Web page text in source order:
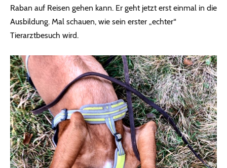
Raban auf Reisen gehen kann. Er geht jetzt erst einmal in die
Ausbildung. Mal schauen, wie sein erster „echter“
Tierarztbesuch wird.